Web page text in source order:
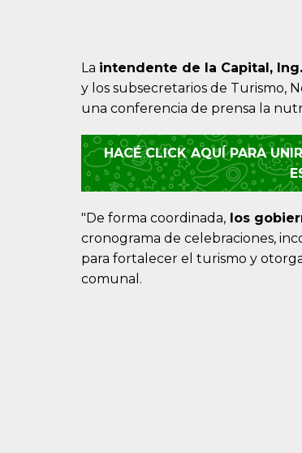
La intendente de la Capital,
y los subsecretarios de Turismo,
una conferencia de prensa la
HACÉ CLICK AQUÍ PARA
"De forma coordinada, los
cronograma de celebraciones,
para fortalecer el turismo y
comunal.